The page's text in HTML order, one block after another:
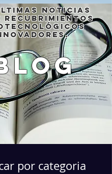
noticias
recubrimientos
por categoria